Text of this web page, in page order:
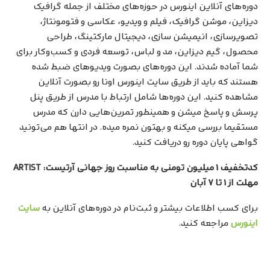
دوره‌های آنلاین اینورس در حوزه‌های مختلف از جمله گرافیک
دیزاین‌، موشن گرافیک، فیلم و ویدیو، عکاسی و فتومونتاژ،
تصویرسازی، انیمیشن سازی، دیجیتال مارکتینگ، طراحی
محصول، گیم دیزاین، مد و لباس، توسعه فردی و کسب‌وکار برای
شما آماده شدند. این دوره‌های بصورت ویدیوهای ضبط شده
هستند که باید از طریق سایت اینورس اونا رو بصورت آنلاین
مشاهده کنید. این دوره‌ها شامل ارتباط با مدرس از طریق پنل
پرسش و پاسخ میشن و همینطور تمرین‌هایی دارن که مدرس
مستقیما بررسی میکنه و بهتون نمره میده. در انتها هم می‌تونید
گواهی پایان دوره رو دریافت کنید.
کدتخفیف ۱ میلیون تومنی به مناسبت روز جهانی آرتیست: ARTIST
مهلت از ۱ تا ۷ آبان
برای کسب اطلاعات بیشتر و ثبت‌نام در دوره‌های آنلاین بهسایت
اینورسمراجعه کنید.